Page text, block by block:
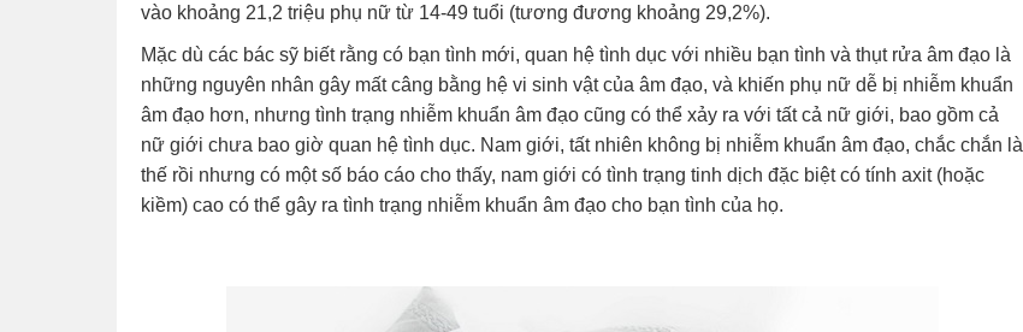
vào khoảng 21,2 triệu phụ nữ từ 14-49 tuổi (tương đương khoảng 29,2%).
Mặc dù các bác sỹ biết rằng có bạn tình mới, quan hệ tình dục với nhiều bạn tình và thụt rửa âm đạo là
những nguyên nhân gây mất câng bằng hệ vi sinh vật của âm đạo, và khiến phụ nữ dễ bị nhiễm khuẩn
âm đạo hơn, nhưng tình trạng nhiễm khuẩn âm đạo cũng có thể xảy ra với tất cả nữ giới, bao gồm cả
nữ giới chưa bao giờ quan hệ tình dục. Nam giới, tất nhiên không bị nhiễm khuẩn âm đạo, chắc chắn là
thế rồi nhưng có một số báo cáo cho thấy, nam giới có tình trạng tinh dịch đặc biệt có tính axit (hoặc
kiềm) cao có thể gây ra tình trạng nhiễm khuẩn âm đạo cho bạn tình của họ.